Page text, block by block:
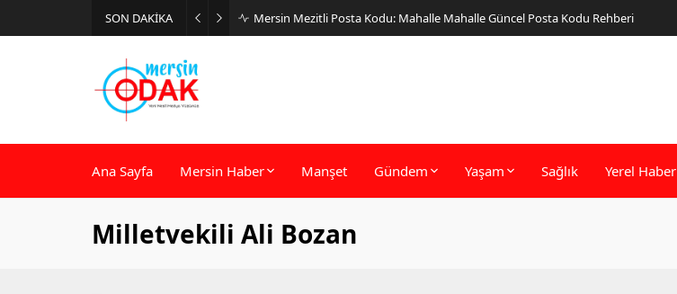
SON DAKİKA Mersin Mezitli Posta Kodu: Mahalle Mahalle Güncel Posta Kodu Rehberi
Ana Sayfa Mersin Haber Manşet Gündem Yaşam Sağlık Yerel Haber
Milletvekili Ali Bozan